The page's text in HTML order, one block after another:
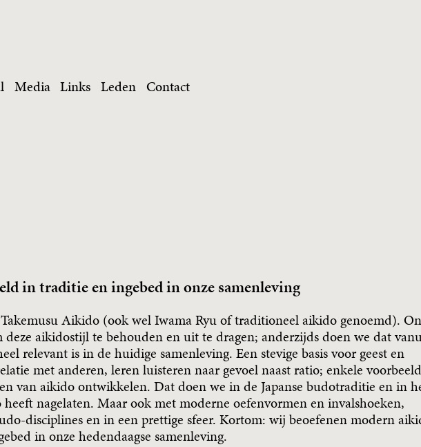
Media Links Leden Contact
in traditie en ingebed in onze samenleving
Aikido (ook wel Iwama Ryu of traditioneel aikido genoemd).
deze aikidostijl te behouden en uit te dragen; anderzijds doen we dat
relevant is in de huidige samenleving. Een stevige basis voor geest en
met anderen, leren luisteren naar gevoel naast ratio; enkele
van aikido ontwikkelen. Dat doen we in de Japanse budotraditie en in
nagelaten. Maar ook met moderne oefenvormen en invalshoeken,
disciplines en in een prettige sfeer. Kortom: wij beoefenen modern
in onze hedendaagse samenleving.